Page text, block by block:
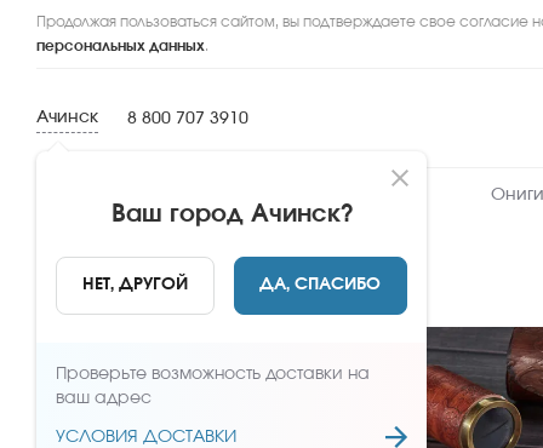
Продолжая пользоваться сайтом, вы подтверждаете свое согласие
персональных данных.
Ачинск
Ваш город Ачинск?
НЕТ, ДРУГОЙ ДА, СПАСИБО
Проверьте возможность доставки на
ваш адрес
УСЛОВИЯ ДОСТАВКИ
8 800 707 3910
НАЗАД